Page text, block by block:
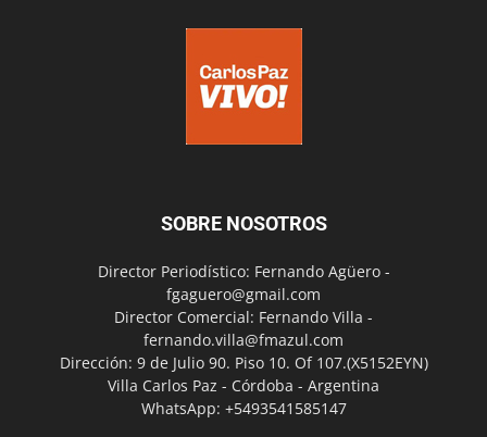
SOBRE NOSOTROS
Director Periodístico: Fernando Agüero -
fgaguero@gmail.com
Director Comercial: Fernando Villa -
fernando.villa@fmazul.com
Dirección: 9 de Julio 90. Piso 10. Of 107.(X5152EYN)
Villa Carlos Paz - Córdoba - Argentina
WhatsApp: +5493541585147